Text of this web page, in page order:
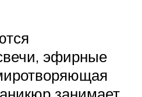
эфирные